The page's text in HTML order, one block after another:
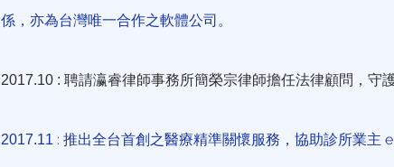
係，亦為台灣唯一合作之軟體公司。
​2017.10 : 聘請瀛睿律師事務所簡榮宗律師擔任法律顧問，守
2017.11 : 推出全台首創之醫療精準關懷服務，協助診所業主